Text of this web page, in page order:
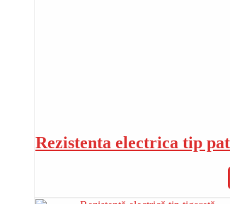
Rezistenta electrica tip